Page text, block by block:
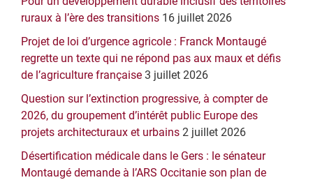
principale
ruraux à l’ère des transitions 16 juillet 2026
Projet de loi d’urgence agricole : Franck Montaugé
regrette un texte qui ne répond pas aux maux et défis
de l’agriculture française 3 juillet 2026
Question sur l’extinction progressive, à compter de
2026, du groupement d’intérêt public Europe des
projets architecturaux et urbains 2 juillet 2026
Désertification médicale dans le Gers : le sénateur
Montaugé demande à l’ARS Occitanie son plan de